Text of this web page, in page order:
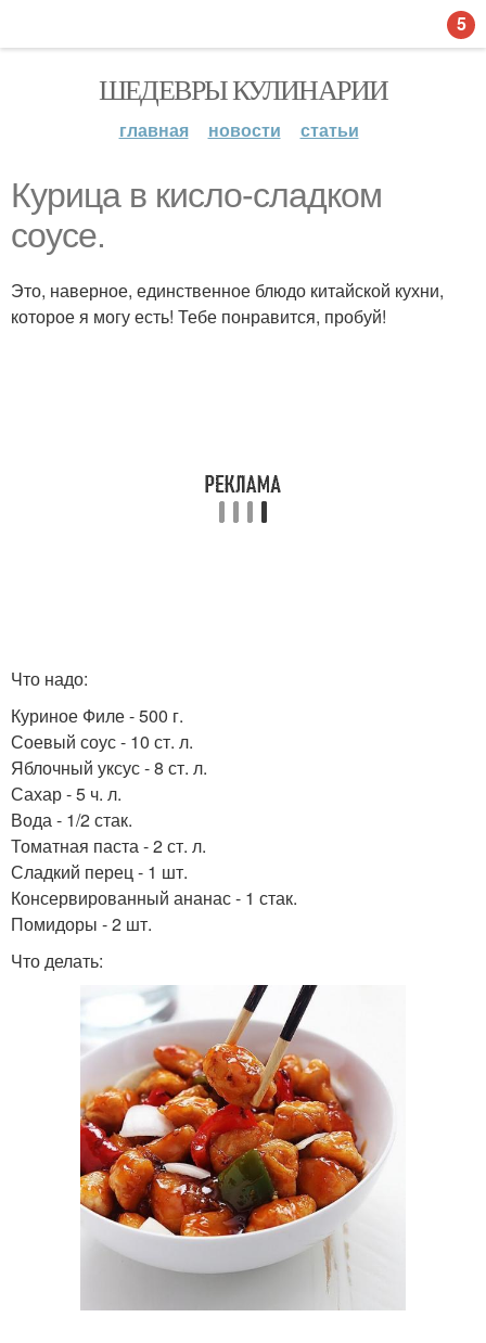
ШЕДЕВРЫ КУЛИНАРИИ
главная новости статьи
Курица в кисло-сладком
соусе.
Это, наверное, единственное блюдо китайской кухни,
которое я могу есть! Тебе понравится, пробуй!
Что надо:
Куриное Филе - 500 г.
Соевый соус - 10 ст. л.
Яблочный уксус - 8 ст. л.
Сахар - 5 ч. л.
Вода - 1/2 стак.
Томатная паста - 2 ст. л.
Сладкий перец - 1 шт.
Консервированный ананас - 1 стак.
Помидоры - 2 шт.
Что делать:
5